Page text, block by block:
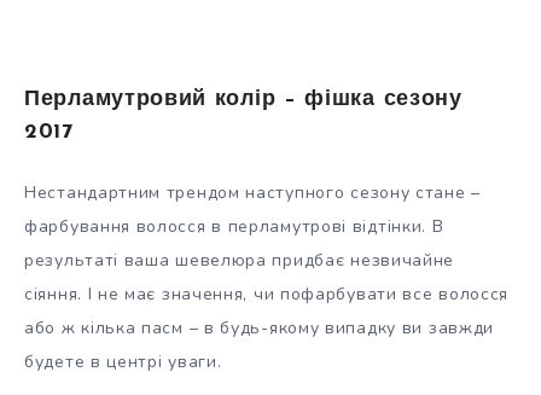
Перламутровий колір – фішка сезону
2017
Нестандартним трендом наступного сезону стане –
фарбування волосся в перламутрові відтінки. В
результаті ваша шевелюра придбає незвичайне
сіяння. І не має значення, чи пофарбувати все волосся
або ж кілька пасм – в будь-якому випадку ви завжди
будете в центрі уваги.